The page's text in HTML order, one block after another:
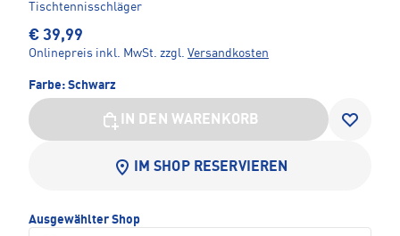
Tischtennisschläger
€ 39,99
Onlinepreis inkl. MwSt. zzgl. Versandkosten
Farbe: Schwarz
IN DEN WARENKORB
IM SHOP RESERVIEREN
Ausgewählter Shop